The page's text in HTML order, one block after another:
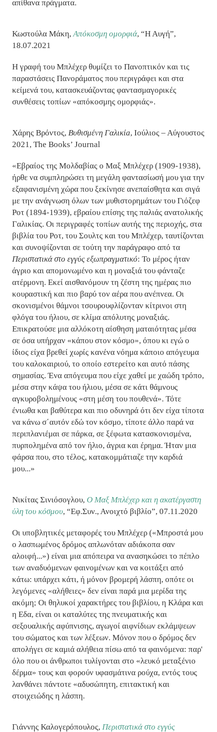
απίθανα πράγματα.
Κωστούλα Μάκη, Απόκοσμη ομορφιά, “Η Αυγή”,
18.07.2021
Η γραφή του Μπλέχερ θυμίζει το Πανοπτικόν και τις
παραστάσεις Πανοράματος που περιγράφει και στα
κείμενά του, κατασκευάζοντας φαντασμαγορικές
συνθέσεις τοπίων «απόκοσμης ομορφιάς».
Χάρης Βρόντος, Βυθισμένη Γαλικίa, Ιούλιος – Αύγουστος
2021, The Books’ Journal
«Εβραίος της Μολδαβίας ο Μαξ Μπλέχερ (1909-1938),
ήρθε να συμπληρώσει τη μεγάλη φαντασίωσή μου για την
εξαφανισμένη χώρα που ξεκίνησε ανεπαίσθητα και σιγά
με την ανάγνωση όλων των μυθιστορημάτων του Γιόζεφ
Ροτ (1894-1939), εβραίου επίσης της παλιάς ανατολικής
Γαλικίας. Οι περιγραφές τοπίων αυτής της περιοχής, στα
βιβλία του Ροτ, του Σουλτς και του Μπλέχερ, ταυτίζονται
και συνοψίζονται σε τούτη την παράγραφο από τα
Περιστατικά στο εγγύς εξωπραγματικό: Το μέρος ήταν
άγριο και απομονωμένο και η μοναξιά του φάνταζε
ατέρμονη. Εκεί αισθανόμουν τη ζέστη της ημέρας πιο
κουραστική και πιο βαρύ τον αέρα που ανέπνεα. Οι
σκονισμένοι θάμνοι τσουρουφλίζονταν κίτρινοι στη
φλόγα του ήλιου, σε κλίμα απόλυτης μοναξιάς.
Επικρατούσε μια αλλόκοτη αίσθηση ματαιότητας μέσα
σε όσα υπήρχαν «κάπου στον κόσμο», όπου κι εγώ ο
ίδιος είχα βρεθεί χωρίς κανένα νόημα κάποιο απόγευμα
του καλοκαιριού, το οποίο εστερείτο και αυτό πάσης
σημασίας. Ένα απόγευμα που είχε χαθεί με χαώδη τρόπο,
μέσα στην κάψα του ήλιου, μέσα σε κάτι θάμνους
αγκυροβολημένους «στη μέση του πουθενά». Τότε
ένιωθα και βαθύτερα και πιο οδυνηρά ότι δεν είχα τίποτα
να κάνω σ΄αυτόν εδώ τον κόσμο, τίποτε άλλο παρά να
περιπλανιέμαι σε πάρκα, σε ξέφωτα κατασκονισμένα,
πυρπολημένα από τον ήλιο, άγρια και έρημα. Ήταν μια
φάρσα που, στο τέλος, κατακομμάτιαζε την καρδιά
μου...»
Νικίτας Σινιόσογλου, Ο Μαξ Μπλέχερ και η ακατέργαστη
ύλη του κόσμου, “Εφ.Συν., Ανοιχτό βιβλίο”, 07.11.2020
Οι υποβλητικές μεταφορές του Μπλέχερ («Μπροστά μου
ο λασπωμένος δρόμος απλωνόταν αδιάκοπα σαν
αλοιφή...») είναι μια απόπειρα να ανασηκώσει το πέπλο
των αναδυόμενων φαινομένων και να κοιτάξει από
κάτω: υπάρχει κάτι, ή μόνον βρομερή λάσπη, οπότε οι
λεγόμενες «αλήθειες» δεν είναι παρά μια μερίδα της
ακόμη; Οι θηλυκοί χαρακτήρες του βιβλίου, η Κλάρα και
η Εδα, είναι οι καταλύτες της πνευματικής και
σεξουαλικής αφύπνισης, αγωγοί αιφνίδιων εκλάμψεων
του σώματος και των λέξεων. Μόνον που ο δρόμος δεν
απολήγει σε καμιά αλήθεια πίσω από τα φαινόμενα: παρ'
όλο που οι άνθρωποι τυλίγονται στο «λευκό μεταξένιο
δέρμα» τους και φορούν υφασμάτινα ρούχα, εντός τους
λανθάνει πάντοτε «αδυσώπητη, επιτακτική και
στοιχειώδης η λάσπη.
Γιάννης Καλογερόπουλος, Περιστατικά στο εγγύς